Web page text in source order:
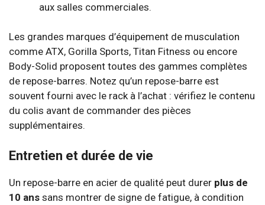
aux salles commerciales.
Les grandes marques d’équipement de musculation
comme ATX, Gorilla Sports, Titan Fitness ou encore
Body-Solid proposent toutes des gammes complètes
de repose-barres. Notez qu’un repose-barre est
souvent fourni avec le rack à l’achat : vérifiez le contenu
du colis avant de commander des pièces
supplémentaires.
Entretien et durée de vie
Un repose-barre en acier de qualité peut durer plus de
10 ans sans montrer de signe de fatigue, à condition